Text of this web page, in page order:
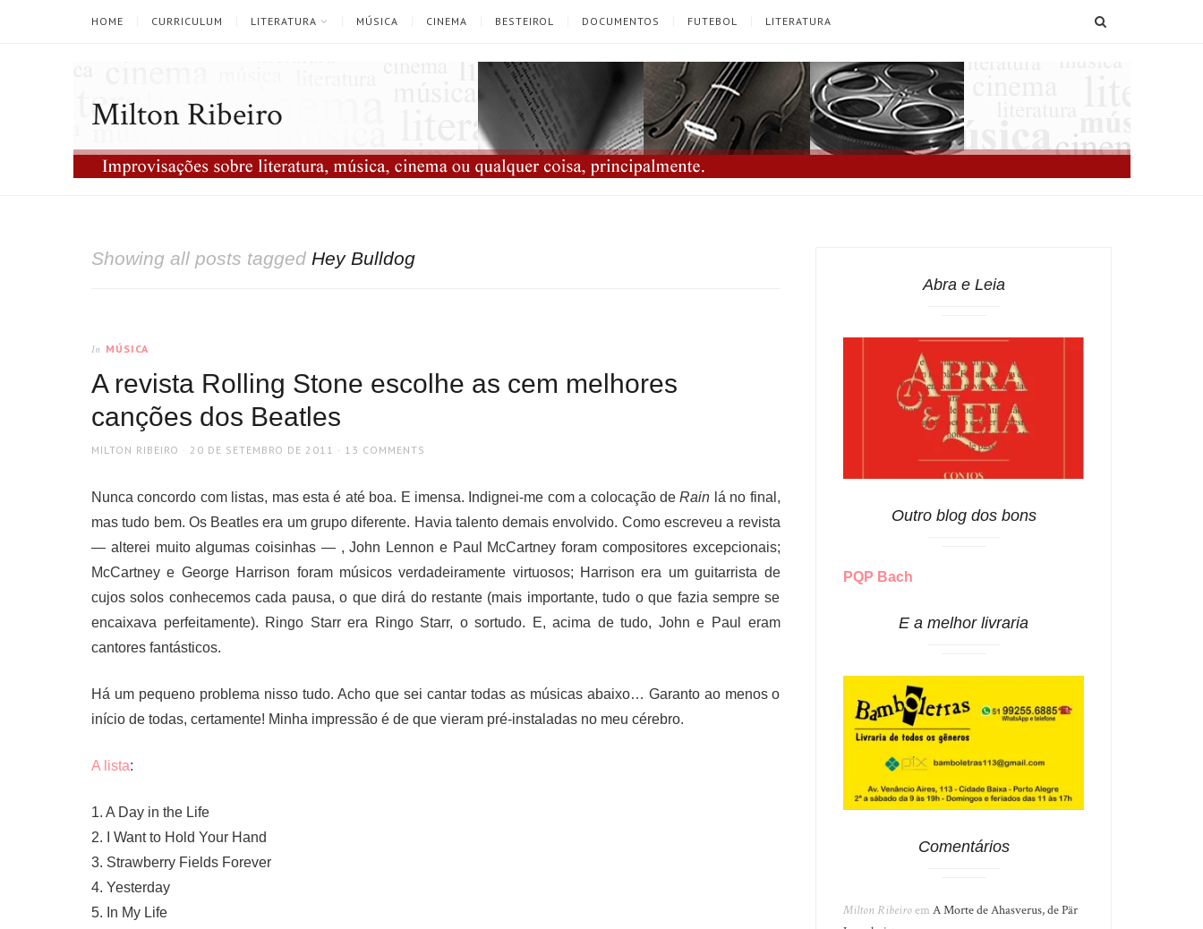
HOME CURRICULUM LITERATURA MÚSICA CINEMA BESTEIROL DOCUMENTOS FUTEBOL LITERATURA
Milton Ribeiro
Showing all posts tagged Hey Bulldog
In MÚSICA
A revista Rolling Stone escolhe as cem melhores
canções dos Beatles
AUTHOR
MILTON RIBEIRO
POSTED
20 DE SETEMBRO DE 2011 13 COMMENTS
Nunca concordo com listas, mas esta é até boa. E imensa. Indignei-me com a colocação deRain lá no final,
mas tudo bem. Os Beatles era um grupo diferente. Havia talento demais envolvido. Como escreveu a revista
— alterei muito algumas coisinhas — , John Lennon e Paul McCartney foram compositores excepcionais;
McCartney e George Harrison foram músicos verdadeiramente virtuosos; Harrison era um guitarrista de
cujos solos conhecemos cada pausa, o que dirá do restante (mais importante, tudo o que fazia sempre se
encaixava perfeitamente). Ringo Starr era Ringo Starr, o sortudo. E, acima de tudo, John e Paul eram
cantores fantásticos.
Há um pequeno problema nisso tudo. Acho que sei cantar todas as músicas abaixo… Garanto ao menos o
início de todas, certamente! Minha impressão é de que vieram pré-instaladas no meu cérebro.
A lista:
1. A Day in the Life
2. I Want to Hold Your Hand
3. Strawberry Fields Forever
4. Yesterday
5. In My Life
Abra e Leia
Outro blog dos bons
PQP Bach
E a melhor livraria
Comentários
Milton RibeiroemA Morte de Ahasverus, de Pär